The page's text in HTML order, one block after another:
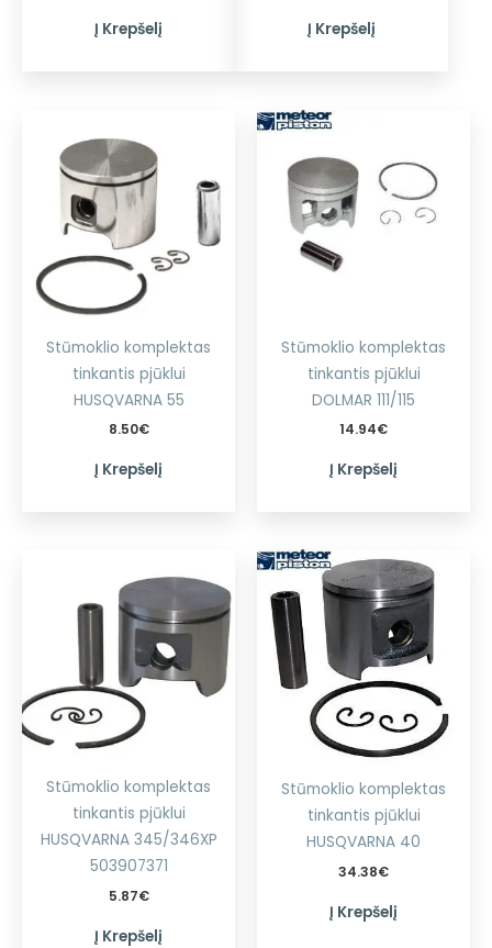
Į Krepšelį Į Krepšelį
Stūmoklio komplektas
tinkantis pjūklui
HUSQVARNA 55
8.50€
Į Krepšelį
Stūmoklio komplektas
tinkantis pjūklui
DOLMAR 111/115
14.94€
Į Krepšelį
Stūmoklio komplektas
tinkantis pjūklui
HUSQVARNA 345/346XP
503907371
5.87€
Į Krepšelį
Stūmoklio komplektas
tinkantis pjūklui
HUSQVARNA 40
34.38€
Į Krepšelį